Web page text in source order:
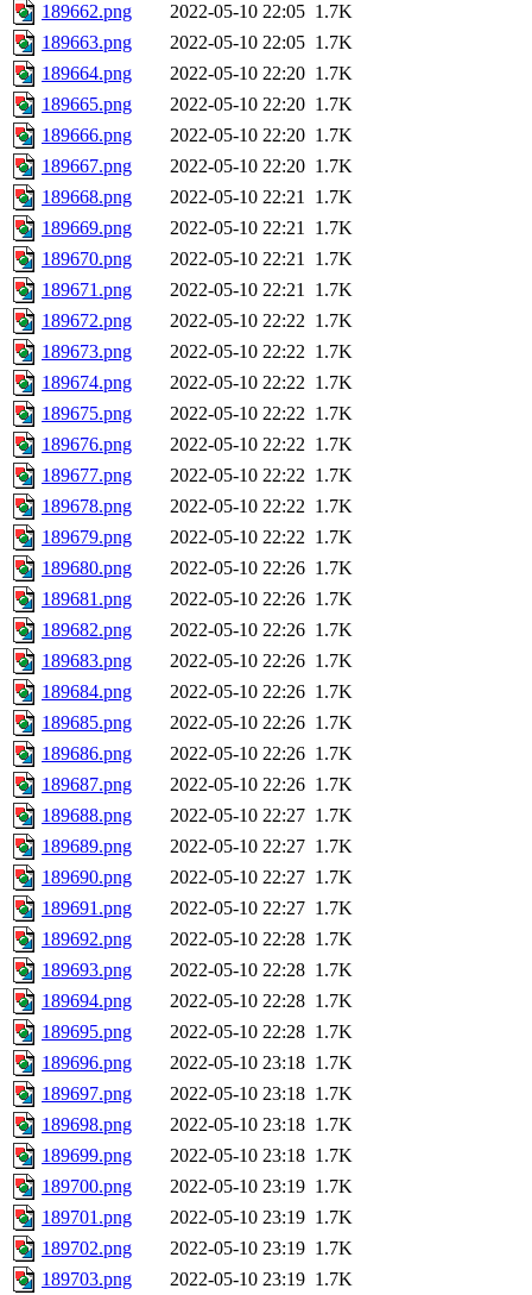
189662.png
2022-05-10 22:05 1.7K
189663.png
2022-05-10 22:05 1.7K
189664.png
2022-05-10 22:20 1.7K
189665.png
2022-05-10 22:20 1.7K
189666.png
2022-05-10 22:20 1.7K
189667.png
2022-05-10 22:20 1.7K
189668.png
2022-05-10 22:21 1.7K
189669.png
2022-05-10 22:21 1.7K
189670.png
2022-05-10 22:21 1.7K
189671.png
2022-05-10 22:21 1.7K
189672.png
2022-05-10 22:22 1.7K
189673.png
2022-05-10 22:22 1.7K
189674.png
2022-05-10 22:22 1.7K
189675.png
2022-05-10 22:22 1.7K
189676.png
2022-05-10 22:22 1.7K
189677.png
2022-05-10 22:22 1.7K
189678.png
2022-05-10 22:22 1.7K
189679.png
2022-05-10 22:22 1.7K
189680.png
2022-05-10 22:26 1.7K
189681.png
2022-05-10 22:26 1.7K
189682.png
2022-05-10 22:26 1.7K
189683.png
2022-05-10 22:26 1.7K
189684.png
2022-05-10 22:26 1.7K
189685.png
2022-05-10 22:26 1.7K
189686.png
2022-05-10 22:26 1.7K
189687.png
2022-05-10 22:26 1.7K
189688.png
2022-05-10 22:27 1.7K
189689.png
2022-05-10 22:27 1.7K
189690.png
2022-05-10 22:27 1.7K
189691.png
2022-05-10 22:27 1.7K
189692.png
2022-05-10 22:28 1.7K
189693.png
2022-05-10 22:28 1.7K
189694.png
2022-05-10 22:28 1.7K
189695.png
2022-05-10 22:28 1.7K
189696.png
2022-05-10 23:18 1.7K
189697.png
2022-05-10 23:18 1.7K
189698.png
2022-05-10 23:18 1.7K
189699.png
2022-05-10 23:18 1.7K
189700.png
2022-05-10 23:19 1.7K
189701.png
2022-05-10 23:19 1.7K
189702.png
2022-05-10 23:19 1.7K
189703.png
2022-05-10 23:19 1.7K